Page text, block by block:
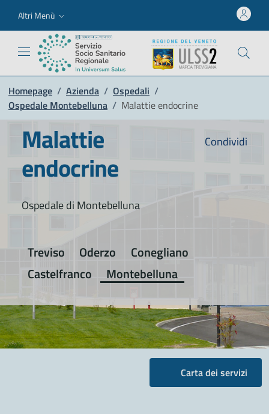
Altri Menù
Homepage / Azienda / Ospedali /
Ospedale Montebelluna / Malattie endocrine
Condividi
Malattie
endocrine
Ospedale di Montebelluna
Treviso Oderzo
Conegliano
Castelfranco
Montebelluna
Carta dei servizi